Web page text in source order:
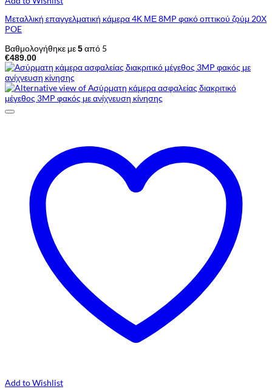
Μεταλλική επαγγελματική κάμερα 4Κ ΜΕ 8MP φακό οπτικού ζούμ 20Χ
POE
Βαθμολογήθηκε με5από 5
€489.00
Add to Wishlist